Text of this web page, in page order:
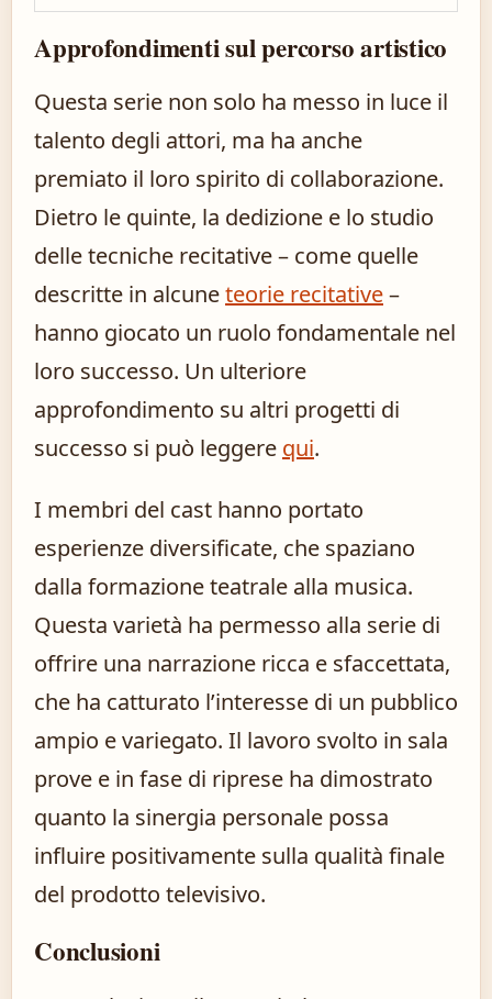
Approfondimenti sul percorso artistico
Questa serie non solo ha messo in luce il
talento degli attori, ma ha anche
premiato il loro spirito di collaborazione.
Dietro le quinte, la dedizione e lo studio
delle tecniche recitative – come quelle
descritte in alcuneteorie recitative–
hanno giocato un ruolo fondamentale nel
loro successo. Un ulteriore
approfondimento su altri progetti di
successo si può leggere qui.
I membri del cast hanno portato
esperienze diversificate, che spaziano
dalla formazione teatrale alla musica.
Questa varietà ha permesso alla serie di
offrire una narrazione ricca e sfaccettata,
che ha catturato l’interesse di un pubblico
ampio e variegato. Il lavoro svolto in sala
prove e in fase di riprese ha dimostrato
quanto la sinergia personale possa
influire positivamente sulla qualità finale
del prodotto televisivo.
Conclusioni